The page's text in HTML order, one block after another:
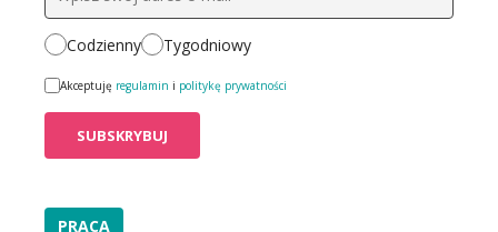
Codzienny Tygodniowy
Akceptuję regulamin i politykę prywatności
PRACA